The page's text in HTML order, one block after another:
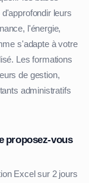
leurs
l'énergie,
s'adapte à votre
Les formations
de gestion,
administratifs
proposez-vous
Excel sur 2 jours